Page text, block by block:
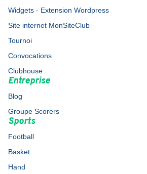
Widgets - Extension Wordpress
Site internet MonSiteClub
Tournoi
Convocations
Clubhouse
Entreprise
Blog
Groupe Scorers
Sports
Football
Basket
Hand